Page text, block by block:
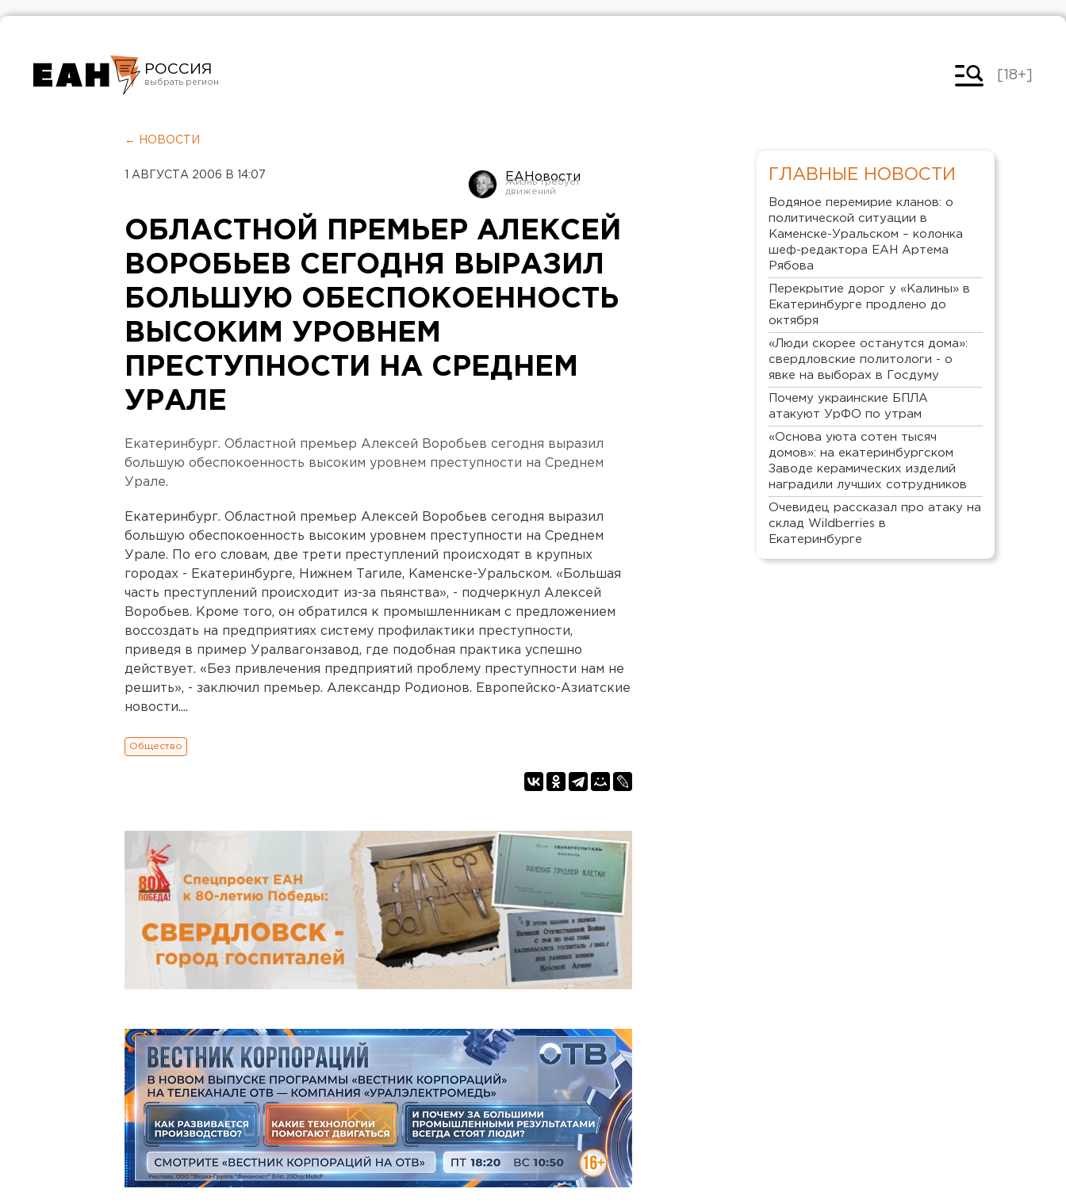
РОССИЯ
Челябинск
[18+]
← НОВОСТИ
1 АВГУСТА 2006 В 14:07 ЕАНовости
ОБЛАСТНОЙ ПРЕМЬЕР АЛЕКСЕЙ
ВОРОБЬЕВ СЕГОДНЯ ВЫРАЗИЛ
БОЛЬШУЮ ОБЕСПОКОЕННОСТЬ
ВЫСОКИМ УРОВНЕМ
ПРЕСТУПНОСТИ НА СРЕДНЕМ
УРАЛЕ
Екатеринбург. Областной премьер Алексей Воробьев сегодня выразил
большую обеспокоенность высоким уровнем преступности на Среднем
Урале.
Екатеринбург. Областной премьер Алексей Воробьев сегодня выразил
большую обеспокоенность высоким уровнем преступности на Среднем
Урале. По его словам, две трети преступлений происходят в крупных
городах - Екатеринбурге, Нижнем Тагиле, Каменске-Уральском. «Большая
часть преступлений происходит из-за пьянства», - подчеркнул Алексей
Воробьев. Кроме того, он обратился к промышленникам с предложением
воссоздать на предприятиях систему профилактики преступности,
приведя в пример Уралвагонзавод, где подобная практика успешно
действует. «Без привлечения предприятий проблему преступности нам не
решить», - заключил премьер. Александр Родионов. Европейско-Азиатские
новости....
Общество
ГЛАВНЫЕ НОВОСТИ
Водяное перемирие кланов: о
политической ситуации в
Каменске-Уральском – колонка
шеф-редактора ЕАН Артема
Рябова
Перекрытие дорог у «Калины» в
Екатеринбурге продлено до
октября
«Люди скорее останутся дома»:
свердловские политологи - о
явке на выборах в Госдуму
Почему украинские БПЛА
атакуют УрФО по утрам
«Основа уюта сотен тысяч
домов»: на екатеринбургском
Заводе керамических изделий
наградили лучших сотрудников
Очевидец рассказал про атаку на
склад Wildberries в
Екатеринбурге